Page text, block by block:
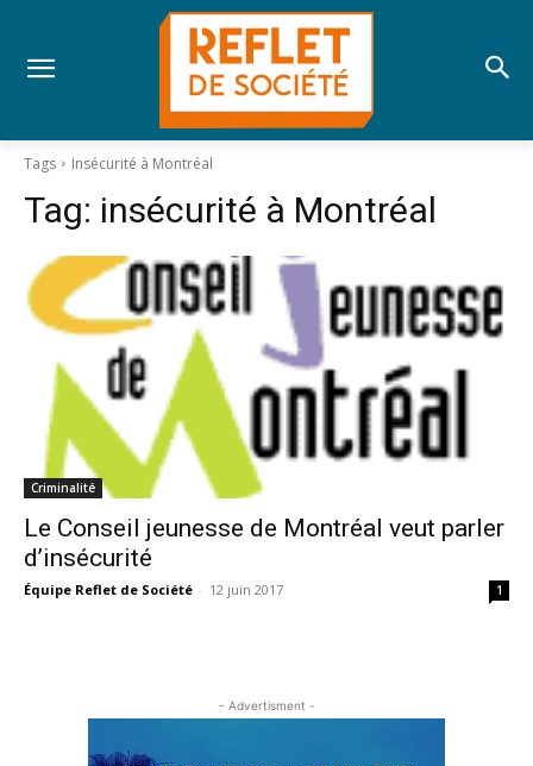
Tags Insécurité à Montréal
Tag: insécurité à Montréal
Criminalité
Le Conseil jeunesse de Montréal veut parler
d’insécurité
Équipe Reflet de Société - 12 juin 2017 1
- Advertisment -